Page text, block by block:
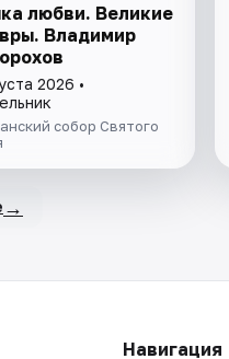
любви. Великие
Владимир
2026 •
собор Святого
→
Навигация